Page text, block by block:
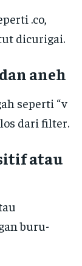
.co,
dicurigai.
aneh
seperti “v
dari filter.
atau
buru-